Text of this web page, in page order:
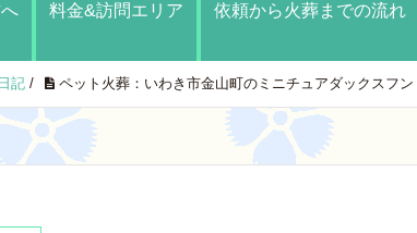
料金&訪問エリア 依頼から火葬までの流れ
記 / ペット火葬：いわき市金山町のミニチュアダックスフ